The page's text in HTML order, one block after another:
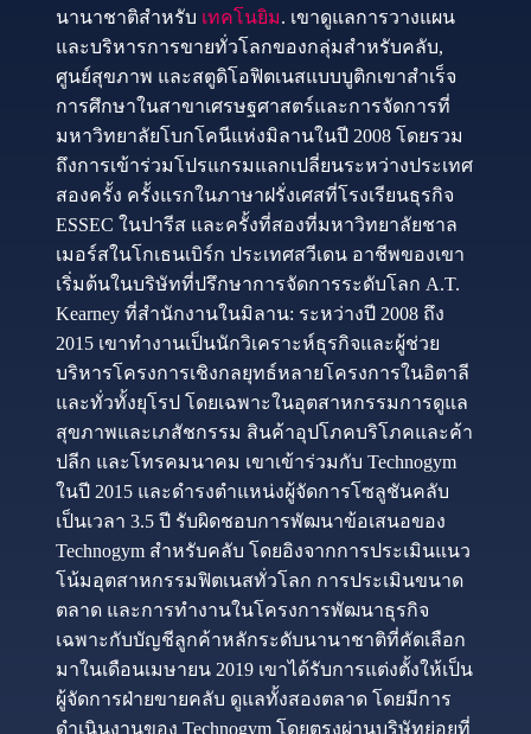
นานาชาติสำหรับ เทคโนยิม. เขาดูแลการวางแผน
และบริหารการขายทั่วโลกของกลุ่มสำหรับคลับ,
ศูนย์สุขภาพ และสตูดิโอฟิตเนสแบบบูติกเขาสำเร็จ
การศึกษาในสาขาเศรษฐศาสตร์และการจัดการที่
มหาวิทยาลัยโบกโคนีแห่งมิลานในปี 2008 โดยรวม
ถึงการเข้าร่วมโปรแกรมแลกเปลี่ยนระหว่างประเทศ
สองครั้ง ครั้งแรกในภาษาฝรั่งเศสที่โรงเรียนธุรกิจ
ESSEC ในปารีส และครั้งที่สองที่มหาวิทยาลัยชาล
เมอร์สในโกเธนเบิร์ก ประเทศสวีเดน อาชีพของเขา
เริ่มต้นในบริษัทที่ปรึกษาการจัดการระดับโลก A.T.
Kearney ที่สำนักงานในมิลาน: ระหว่างปี 2008 ถึง
2015 เขาทำงานเป็นนักวิเคราะห์ธุรกิจและผู้ช่วย
บริหารโครงการเชิงกลยุทธ์หลายโครงการในอิตาลี
และทั่วทั้งยุโรป โดยเฉพาะในอุตสาหกรรมการดูแล
สุขภาพและเภสัชกรรม สินค้าอุปโภคบริโภคและค้า
ปลีก และโทรคมนาคม เขาเข้าร่วมกับ Technogym
ในปี 2015 และดำรงตำแหน่งผู้จัดการโซลูชันคลับ
เป็นเวลา 3.5 ปี รับผิดชอบการพัฒนาข้อเสนอของ
Technogym สำหรับคลับ โดยอิงจากการประเมินแนว
โน้มอุตสาหกรรมฟิตเนสทั่วโลก การประเมินขนาด
ตลาด และการทำงานในโครงการพัฒนาธุรกิจ
เฉพาะกับบัญชีลูกค้าหลักระดับนานาชาติที่คัดเลือก
มาในเดือนเมษายน 2019 เขาได้รับการแต่งตั้งให้เป็น
ผู้จัดการฝ่ายขายคลับ ดูแลทั้งสองตลาด โดยมีการ
ดำเนินงานของ Technogym โดยตรงผ่านบริษัทย่อยที่